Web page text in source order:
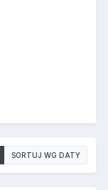
SORTUJ WG DATY